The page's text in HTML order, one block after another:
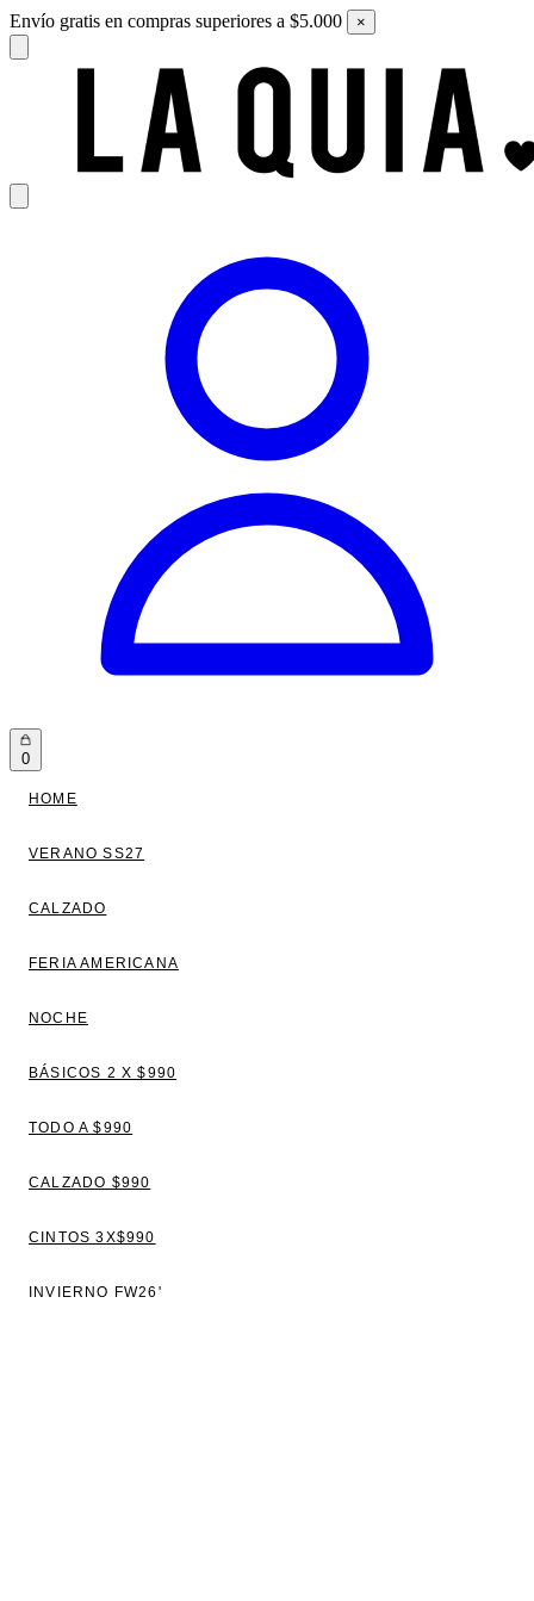
Envío gratis en compras superiores a $5.000 ×
0
HOME
VERANO SS27
CALZADO
FERIA AMERICANA
NOCHE
BÁSICOS 2 X $990
TODO A $990
CALZADO $990
CINTOS 3X$990
INVIERNO FW26'